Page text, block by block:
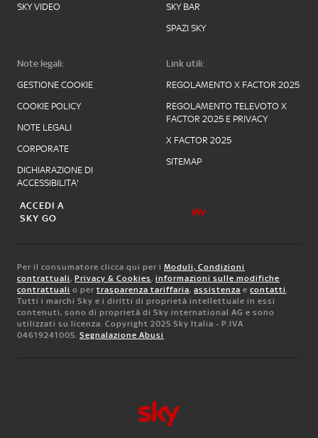
SKY VIDEO
SKY BAR
SPAZI SKY
Note legali:
GESTIONE COOKIE
COOKIE POLICY
NOTE LEGALI
CORPORATE
DICHIARAZIONE DI
ACCESSIBILITA'
Link utili:
REGOLAMENTO X FACTOR 2025
REGOLAMENTO TELEVOTO X
FACTOR 2025 E PRIVACY
X FACTOR 2025
SITEMAP
ACCEDI A
SKY GO
Per il consumatore clicca qui per i Moduli, Condizioni
contrattuali, Privacy & Cookies, informazioni sulle modifiche
contrattuali o per trasparenza tariffaria, assistenza e contatti.
Tutti i marchi Sky e i diritti di proprietà intellettuale in essi
contenuti, sono di proprietà di Sky international AG e sono
utilizzati su licenza. Copyright 2025 Sky Italia - P.IVA
04619241005. Segnalazione Abusi